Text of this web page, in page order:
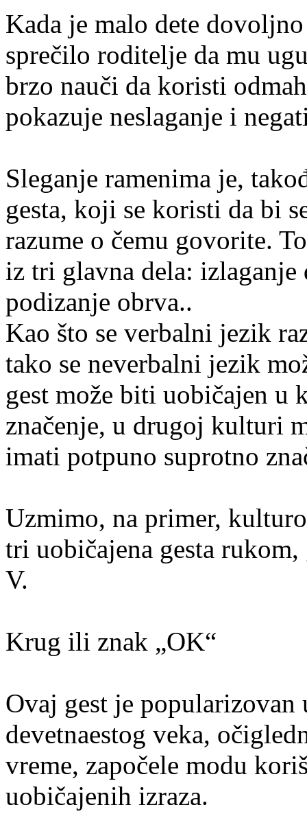
Kada je malo dete
sprečilo roditelje da mu
brzo nauči da koristi
pokazuje neslaganje i
Sleganje ramenima je,
gesta, koji se koristi da bi
razume o čemu govorite.
iz tri glavna dela: izlaganje
podizanje obrva..
Kao što se verbalni jezik
tako se neverbalni jezik
gest može biti uobičajen
značenje, u drugoj kulturi
imati potpuno suprotno
Uzmimo, na primer,
tri uobičajena gesta
V.
Krug ili znak „OK“
Ovaj gest je
devetnaestog veka,
vreme, započele modu
uobičajenih izraza.